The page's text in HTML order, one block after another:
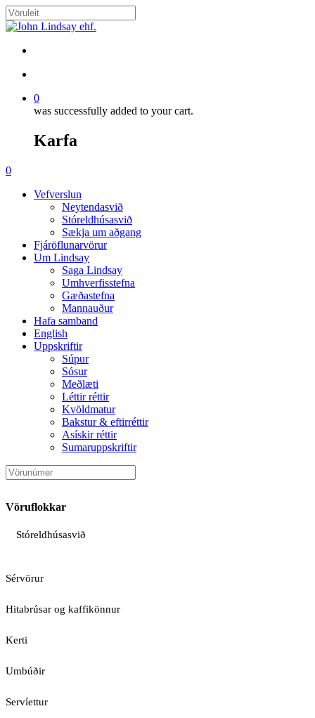
Skip
to
content
Close
0
was successfully added to your cart.
Karfa
Menu
search
account
0
Vefverslun
Neytendasvið
Stóreldhúsasvið
Sækja um aðgang
Fjáröflunarvörur
Um Lindsay
Saga Lindsay
Umhverfisstefna
Gæðastefna
Mannauður
Hafa samband
English
Uppskriftir
Súpur
Sósur
Meðlæti
Léttir réttir
Kvöldmatur
Bakstur & eftirréttir
Asískir réttir
Sumaruppskriftir
Vöruflokkar
Stóreldhúsasvið
Sérvörur
Hitabrúsar og kaffikönnur
Kerti
Umbúðir
Servíettur